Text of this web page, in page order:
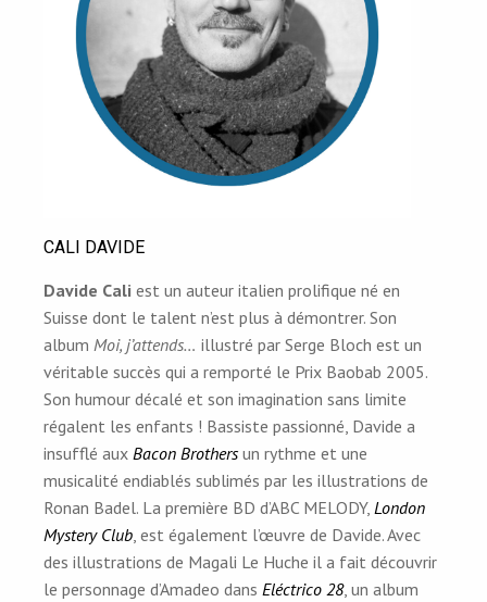
CALI DAVIDE
Davide Cali est un auteur italien prolifique né en
Suisse dont le talent n’est plus à démontrer. Son
album Moi, j’attends… illustré par Serge Bloch est un
véritable succès qui a remporté le Prix Baobab 2005.
Son humour décalé et son imagination sans limite
régalent les enfants ! Bassiste passionné, Davide a
insufflé aux Bacon Brothers un rythme et une
musicalité endiablés sublimés par les illustrations de
Ronan Badel. La première BD d’ABC MELODY, London
Mystery Club, est également l’œuvre de Davide. Avec
des illustrations de Magali Le Huche il a fait découvrir
le personnage d’Amadeo dans Eléctrico 28, un album